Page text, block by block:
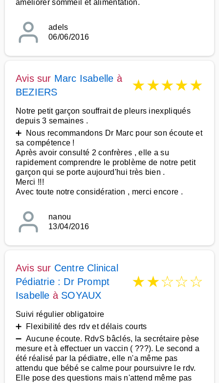
améliorer sommeil et alimentation.
adels
06/06/2016
Avis sur Marc Isabelle à
BEZIERS
★★★★★
Notre petit garçon souffrait de pleurs inexpliqués
depuis 3 semaines .
➕ Nous recommandons Dr Marc pour son écoute et
sa compétence !
Après avoir consulté 2 confrères , elle a su
rapidement comprendre le problème de notre petit
garçon qui se porte aujourd'hui très bien .
Merci !!!
Avec toute notre considération , merci encore .
nanou
13/04/2016
Avis sur Centre Clinical
Pédiatrie : Dr Prompt
Isabelle à SOYAUX
★★☆☆☆
Suivi régulier obligatoire
➕ Flexibilité des rdv et délais courts
➖ Aucune écoute. RdvS bâclés, la secrétaire pèse
mesure et à effectuer un vaccin ( ???). Le second a
été réalisé par la pédiatre, elle n'a même pas
attendu que bébé se calme pour poursuivre le rdv.
Elle pose des questions mais n'attend même pas